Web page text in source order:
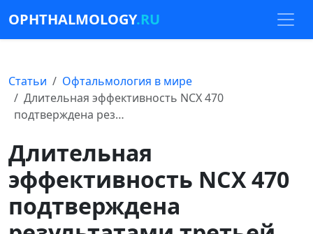
OPHTHALMOLOGY.RU
Статьи
Офтальмология в мире
Длительная эффективность NCX 470
подтверждена рез…
Длительная
эффективность NCX 470
подтверждена